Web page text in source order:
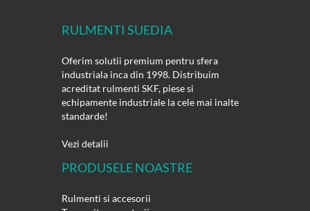
RULMENTI SUEDIA
Oferim solutii premium pentru sfera
industriala inca din 1998. Distribuim
acreditat rulmenti SKF, piese si
echipamente industriale la cele mai inalte
standarde!
Vezi detalii
PRODUSELE NOASTRE
Rulmenti si accesorii